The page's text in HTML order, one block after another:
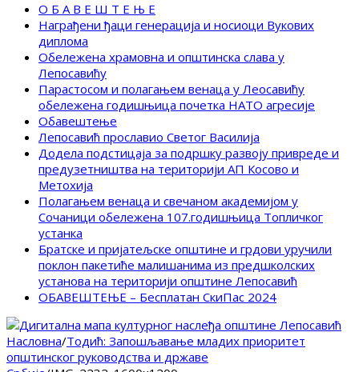
О Б А В Е Ш Т Е Њ Е
Награђени ђаци генерација и носиоци Вукових
диплома
Обележена храмовна и општинска слава у
Лепосавићу
Парастосом и полагањем венаца у Леосавићу
обележена годишњица почетка НАТО агресије
Обавештење
Лепосавић прославио Светог Василија
Додела подстицаја за подршку развоју привреде и
предузетништва на територији АП Косово и
Метохија
Полагањем венаца и свечаном академијом у
Сочаници обележена 107.годишњица Топличког
устанка
Братске и пријатељске општине и грдови уручили
поклон пакетиће малишанима из предшколских
установа на територији општине Лепосавић
ОБАВЕШТЕЊЕ – Бесплатан СкиПас 2024
Насловна/Тодић: Запошљавање младих приоритет
општинског руководства и државе